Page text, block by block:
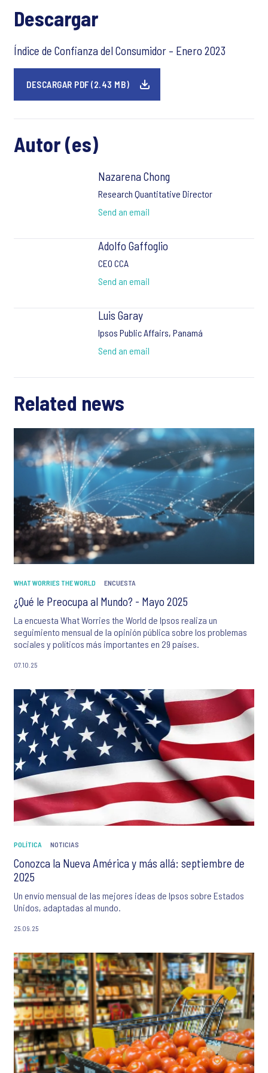
Descargar
Índice de Confianza del Consumidor – Enero 2023
DESCARGAR PDF (2.43 MB)
Autor (es)
Nazarena Chong
Research Quantitative Director
Send an email
Adolfo Gaffoglio
CEO CCA
Send an email
Luis Garay
Ipsos Public Affairs, Panamá
Send an email
Related news
WHAT WORRIES THE WORLD ENCUESTA
¿Qué le Preocupa al Mundo? - Mayo 2025
La encuesta What Worries the World de Ipsos realiza un
seguimiento mensual de la opinión pública sobre los problemas
sociales y políticos más importantes en 29 países.
07.10.25
POLÍTICA NOTICIAS
Conozca la Nueva América y más allá: septiembre de
2025
Un envío mensual de las mejores ideas de Ipsos sobre Estados
Unidos, adaptadas al mundo.
25.09.25